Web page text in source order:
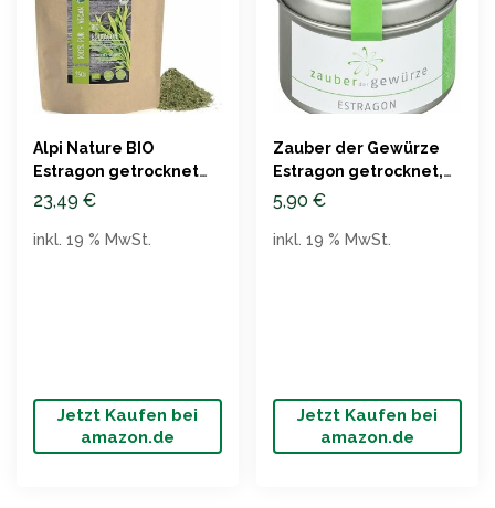
Alpi Nature BIO
Estragon getrocknet
250g, rein und
23,49 €
Jetzt Kaufen bei
amazon.de
inkl. 19 % MwSt.
Zauber der Gewürze
Estragon getrocknet,
Premium-Qualität, 10g
5,90 €
Jetzt Kaufen bei
amazon.de
inkl. 19 % MwSt.